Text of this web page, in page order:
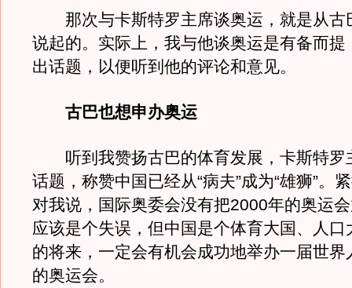
那次与卡斯特罗主席谈奥运，就是从古
说起的。实际上，我与他谈奥运是有备而提
出话题，以便听到他的评论和意见。
古巴也想申办奥运
听到我赞扬古巴的体育发展，卡斯特罗
话题，称赞中国已经从“病夫”成为“雄狮”。
对我说，国际奥委会没有把2000年的奥运
应该是个失误，但中国是个体育大国、人口
的将来，一定会有机会成功地举办一届世界
的奥运会。